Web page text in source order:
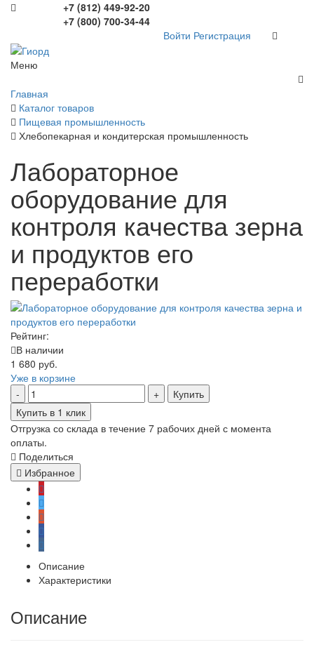
+7 (812) 449-92-20
+7 (800) 700-34-44
Войти Регистрация
Меню
Главная
Каталог товаров
Пищевая промышленность
Хлебопекарная и кондитерская промышленность
Лабораторное
оборудование для
контроля качества зерна
и продуктов его
переработки
Рейтинг:
В наличии
1 680 руб.
Уже в корзине
Купить
Купить в 1 клик
Отгрузка со склада в течение 7 рабочих дней с момента
оплаты.
Поделиться
Избранное
Описание
Характеристики
Описание